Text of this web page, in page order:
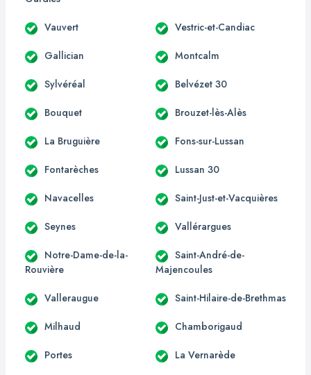
Vauvert Vestric-et-Candiac
Gallician Montcalm
Sylvéréal Belvézet 30
Bouquet Brouzet-lès-Alès
La Bruguière Fons-sur-Lussan
Fontarèches Lussan 30
Navacelles Saint-Just-et-Vacquières
Seynes Vallérargues
Notre-Dame-de-la-
Rouvière
Saint-André-de-
Majencoules
Valleraugue Saint-Hilaire-de-Brethmas
Milhaud Chamborigaud
Portes La Vernarède